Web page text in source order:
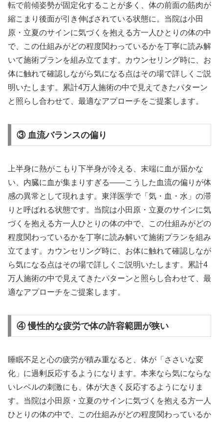
転で前傾姿勢が固定化することが多く、体の前面の筋肉が
縮こまり後面が引き伸ばされている状態に。当院は小田
原・立夏のサインに気づくを抱える方一人ひとりの体の中
で、この仕組みがどの程度関わっているかを丁寧に読み解
いて施術プランを組み立てます。カウンセリング時に、お
体に触れて確認しながら気になる点はその場で詳しくご説
明いたします。累計4万人施術の中で見えてきたパターン
と照らし合わせて、最適なアプローチをご提案します。
③ 血流バランスの偏り
上半身に熱がこもり下半身が冷える、末端に血が届かな
い、内臓に血が集まりすぎる——こうした血流の偏りが体
感の異常として現れます。東洋医学で「気・血・水」の滞
りと呼ばれる状態です。当院は小田原・立夏のサインに気
づくを抱える方一人ひとりの体の中で、この仕組みがどの
程度関わっているかを丁寧に読み解いて施術プランを組み
立てます。カウンセリング時に、お体に触れて確認しなが
ら気になる点はその場で詳しくご説明いたします。累計4
万人施術の中で見えてきたパターンと照らし合わせて、最
適なアプローチをご提案します。
④ 慢性的な疲労で体の許容範囲が狭い
睡眠不足と心の疲労が積み重なると、体が「ささいな変
化」に過剰反応するようになります。本来なら気にならな
いレベルの刺激にも、体が大きく反応するようになりま
す。当院は小田原・立夏のサインに気づくを抱える方一人
ひとりの体の中で、この仕組みがどの程度関わっているか